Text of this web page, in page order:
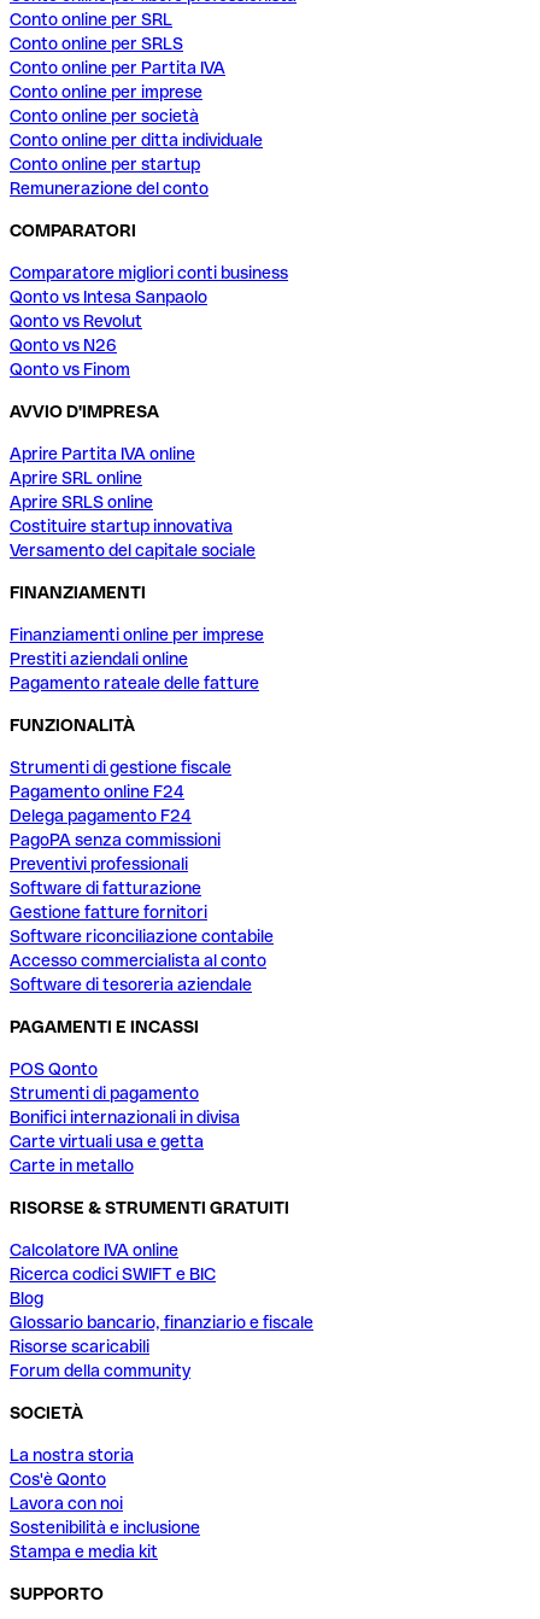
Conto online per SRL
Conto online per SRLS
Conto online per Partita IVA
Conto online per imprese
Conto online per società
Conto online per ditta individuale
Conto online per startup
Remunerazione del conto
COMPARATORI
Comparatore migliori conti business
Qonto vs Intesa Sanpaolo
Qonto vs Revolut
Qonto vs N26
Qonto vs Finom
AVVIO D'IMPRESA
Aprire Partita IVA online
Aprire SRL online
Aprire SRLS online
Costituire startup innovativa
Versamento del capitale sociale
FINANZIAMENTI
Finanziamenti online per imprese
Prestiti aziendali online
Pagamento rateale delle fatture
FUNZIONALITÀ
Strumenti di gestione fiscale
Pagamento online F24
Delega pagamento F24
PagoPA senza commissioni
Preventivi professionali
Software di fatturazione
Gestione fatture fornitori
Software riconciliazione contabile
Accesso commercialista al conto
Software di tesoreria aziendale
PAGAMENTI E INCASSI
POS Qonto
Strumenti di pagamento
Bonifici internazionali in divisa
Carte virtuali usa e getta
Carte in metallo
RISORSE & STRUMENTI GRATUITI
Calcolatore IVA online
Ricerca codici SWIFT e BIC
Blog
Glossario bancario, finanziario e fiscale
Risorse scaricabili
Forum della community
SOCIETÀ
La nostra storia
Cos'è Qonto
Lavora con noi
Sostenibilità e inclusione
Stampa e media kit
SUPPORTO